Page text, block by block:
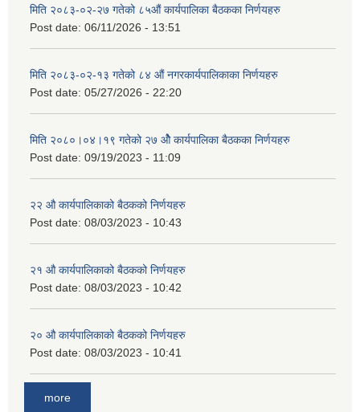
मिति २०८३-०२-२७ गतेको ८५औं कार्यपालिका बैठकका निर्णयहरु
Post date: 06/11/2026 - 13:51
मिति २०८३-०२-१३ गतेको ८४ औं नगरकार्यपालिकाका निर्णयहरु
Post date: 05/27/2026 - 22:20
मिति २०८०।०४।१९ गतेको २७ ‌‍‌ओेै कार्यपालिका बैठकका निर्णयहरु
Post date: 09/19/2023 - 11:09
२‍२ औ कार्यपालिकाको बैठकको निर्णयहरु
Post date: 08/03/2023 - 10:43
२‍१ औ कार्यपालिकाको बैठकको निर्णयहरु
Post date: 08/03/2023 - 10:42
२‍० औ कार्यपालिकाको बैठकको निर्णयहरु
Post date: 08/03/2023 - 10:41
more